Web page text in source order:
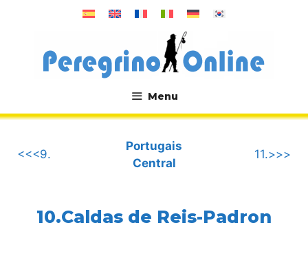
Menu
.
<<<9.
Portugais
Central
11.>>>
10.Caldas de Reis-Padron